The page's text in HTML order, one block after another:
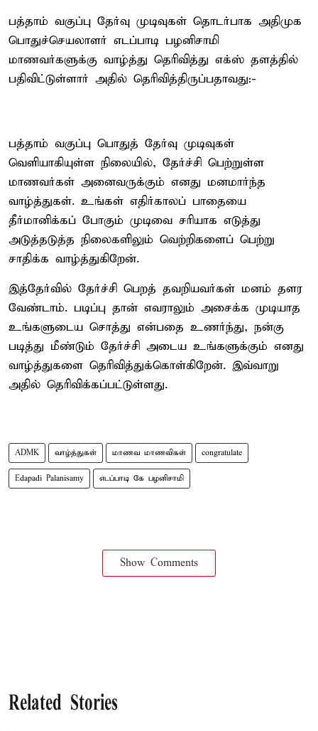
பத்தாம் வகுப்பு தேர்வு முடிவுகள் தொடர்பாக அதிமுக
பொதுச்செயலாளர் எடப்பாடி பழனிசாமி
மாணவர்களுக்கு வாழ்த்து தெரிவித்து எக்ஸ் தளத்தில்
பதிவிட்டுள்ளார் அதில் தெரிவித்திருப்பதாவது:-
பத்தாம் வகுப்பு பொதுத் தேர்வு முடிவுகள்
வெளியாகியுள்ள நிலையில், தேர்ச்சி பெற்றுள்ள
மாணவர்கள் அனைவருக்கும் எனது மனமார்ந்த
வாழ்த்துகள். உங்கள் எதிர்காலப் பாதையை
தீர்மானிக்கப் போகும் முடிவை சரியாக எடுத்து
அடுத்தடுத்த நிலைகளிலும் வெற்றிகளைப் பெற்று
சாதிக்க வாழ்த்துகிறேன்.
இத்தேர்வில் தேர்ச்சி பெறத் தவறியவர்கள் மனம் தளர
வேண்டாம். படிப்பு தான் எவராலும் அசைக்க முடியாத
உங்களுடைய சொத்து என்பதை உணர்ந்து, நன்கு
படித்து மீண்டும் தேர்ச்சி அடைய உங்களுக்கும் எனது
வாழ்த்துகளை தெரிவித்துக்கொள்கிறேன். இவ்வாறு
அதில் தெரிவிக்கப்பட்டுள்ளது.
ADMK வாழ்த்துகள் மாணவ மாணவிகள் congratulate
Edapadi Palanisamy எடப்பாடி கே பழனிசாமி
Show Comments
Related Stories